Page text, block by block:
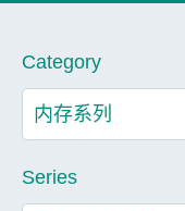
Category
Series